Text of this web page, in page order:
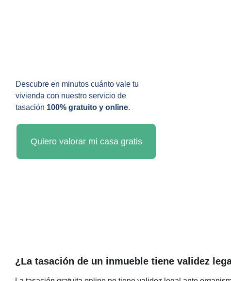
Quiero valorar mi casa gratis
Descubre en minutos cuánto vale tu
vivienda con nuestro servicio de
tasación 100% gratuito y online.
¿La tasación de un inmueble tiene validez